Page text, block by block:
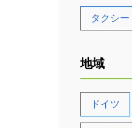
タクシー
地域
ドイツ